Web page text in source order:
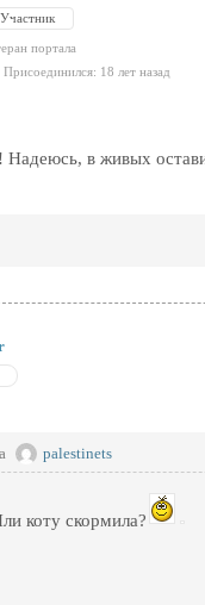
Участник
портала
Присоединился: 18 лет назад
Надеюсь, в живых
palestinets
коту скормила?